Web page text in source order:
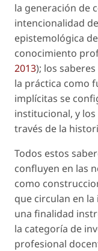
la generación de
intencionalidad
epistemológica
conocimiento
2013); los
la práctica como
implícitas se
institucional, y
través de la
Todos estos
confluyen en las
como
que circulan en
una finalidad
la categoría de
profesional